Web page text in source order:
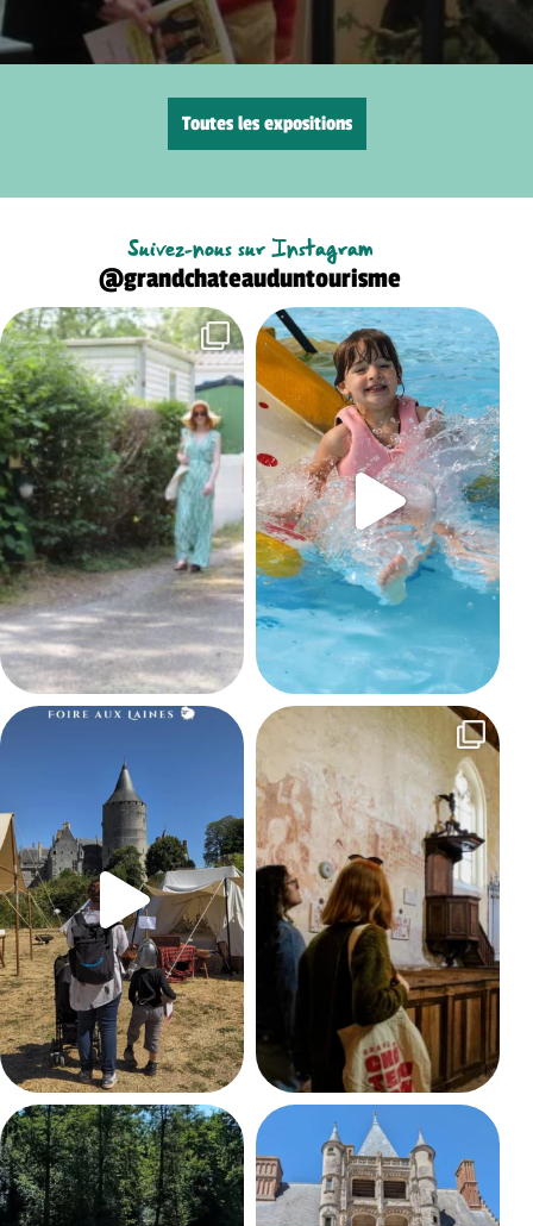
Toutes les expositions
Suivez-nous sur Instagram
@grandchateauduntourisme